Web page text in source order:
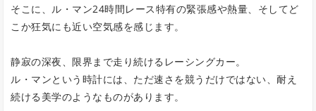
そこに、ル・マン24時間レース特有の緊張感や熱量、そしてど
こか狂気にも近い空気感を感じます。
静寂の深夜、限界まで走り続けるレーシングカー。
ル・マンという時計には、ただ速さを競うだけではない、耐え
続ける美学のようなものがあります。